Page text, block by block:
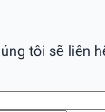
tôi sẽ liên